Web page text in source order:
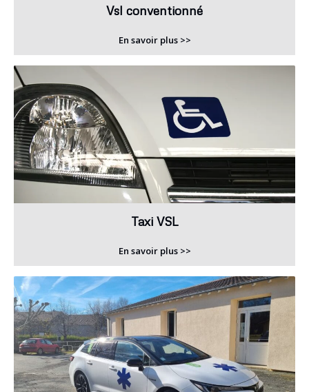
Vsl conventionné
En savoir plus >>
Taxi VSL
En savoir plus >>